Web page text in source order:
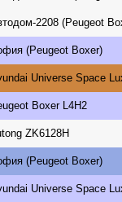
2208 (Peugeot
(Peugeot Boxer)
Universe Space
Boxer L4H2
ZK6128H
(Peugeot Boxer)
Universe Space